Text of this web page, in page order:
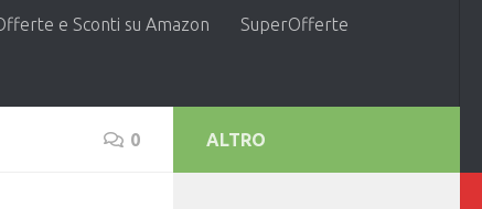
e Sconti su Amazon SuperOfferte
0 ALTRO